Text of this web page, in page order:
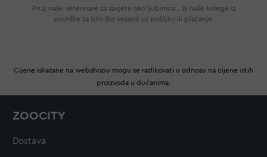
Pitaj naše veterinare za savjete oko ljubimca... Ili naše kolege iz
podrške za bilo što vezano uz pošiljku ili plaćanje.
Cijene iskazane na webshopu mogu se razlikovati u odnosu na cijene istih
proizvoda u dućanima.
ZOOCITY
Dostava